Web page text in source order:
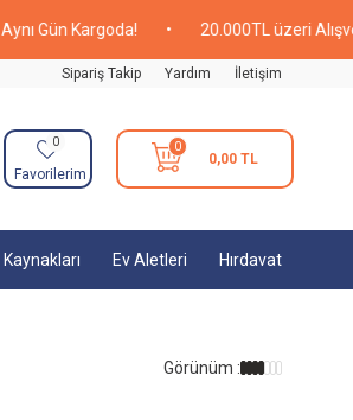
Kargoda! • 20.000TL üzeri
Sipariş Takip Yardım İletişim
0
Favorilerim
0
0,00TL
Kaynakları Ev Aletleri Hırdavat
Görünüm :